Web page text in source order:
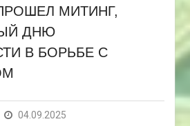
МИТИНГ,
ДНЮ
В БОРЬБЕ С
04.09.2025